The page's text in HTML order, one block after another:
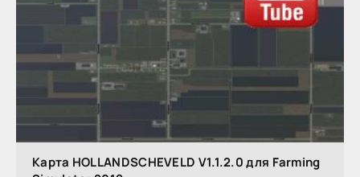
Карта HOLLANDSCHEVELD V1.1.2.0 для Farming